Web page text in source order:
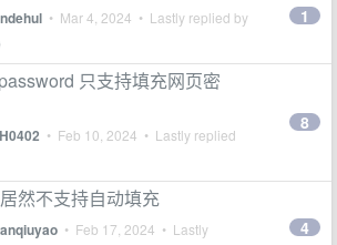
• Mar 4, 2024 • Lastly replied by 1
只支持填充网页密
• Feb 10, 2024 • Lastly replied
8
然不支持自动填充
• Feb 17, 2024 • Lastly
4